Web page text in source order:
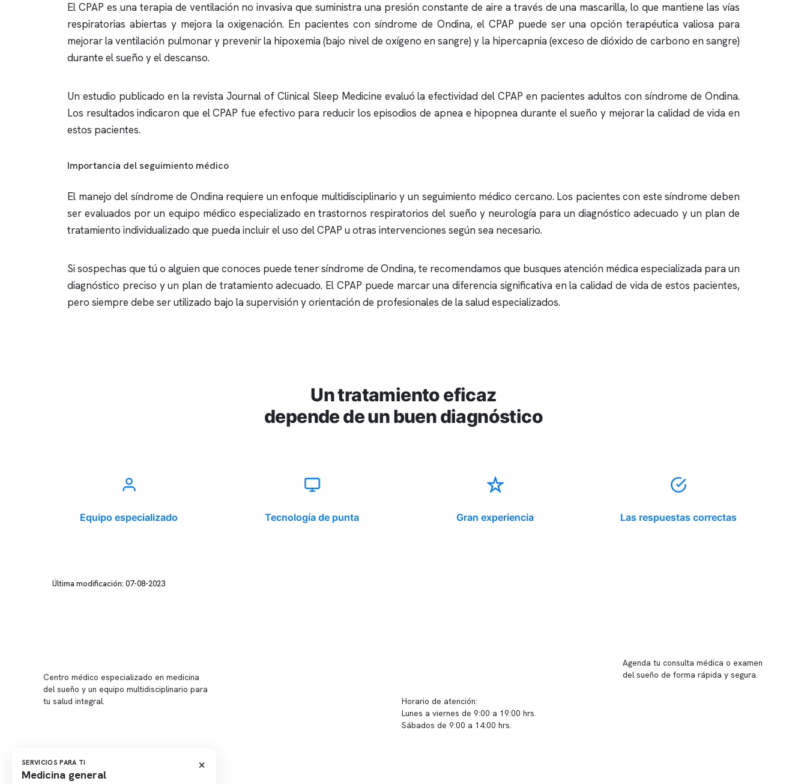
El CPAP es una terapia de ventilación no invasiva que suministra una presión constante de aire a través de una mascarilla, lo que mantiene las vías
respiratorias abiertas y mejora la oxigenación. En pacientes con síndrome de Ondina, el CPAP puede ser una opción terapéutica valiosa para
mejorar la ventilación pulmonar y prevenir la hipoxemia (bajo nivel de oxígeno en sangre) y la hipercapnia (exceso de dióxido de carbono en sangre)
durante el sueño y el descanso.
Un estudio publicado en la revista Journal of Clinical Sleep Medicine evaluó la efectividad del CPAP en pacientes adultos con síndrome de Ondina.
Los resultados indicaron que el CPAP fue efectivo para reducir los episodios de apneae hipopnea durante el sueño y mejorar la calidad de vida en
estos pacientes.
Importancia del seguimiento médico
El manejo del síndrome de Ondina requiere un enfoque multidisciplinario y un seguimiento médico cercano. Los pacientes con este síndrome deben
ser evaluados por un equipo médico especializado en trastornos respiratorios del sueño y neurologíapara un diagnóstico adecuado y un plan de
tratamiento individualizado que pueda incluir el uso del CPAP u otras intervenciones según sea necesario.
Si sospechas que tú o alguien que conoces puede tener síndrome de Ondina, te recomendamos que busques atención médica especializada para un
diagnóstico preciso y un plan de tratamiento adecuado. El CPAP puede marcar una diferencia significativa en la calidad de vida de estos pacientes,
pero siempre debe ser utilizado bajo la supervisión y orientación de profesionales de la salud especializados.
Un tratamiento eficaz
depende de un buen diagnóstico
Equipo especializado Tecnología de punta Gran experiencia Las respuestas correctas
Última modificación: 07-08-2023
Centro médico especializado en medicina
del sueño y un equipo multidisciplinario para
tu salud integral.
Horario de atención:
Lunes a viernes de 9:00 a 19:00 hrs.
Sábados de 9:00 a 14:00 hrs.
Agenda tu consulta médica o examen
del sueño de forma rápida y segura.
SERVICIOS PARA TI
Medicina general
×